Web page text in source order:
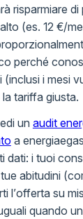
risparmiare di
(es. 12 €/
perché
(inclusi i mesi
tariffa giusta.
unaudit
a
dati: i tuoi
abitudini
l’offerta su
quando